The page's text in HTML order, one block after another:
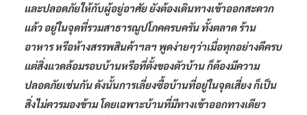
และปลอดภัยให้กับผู้อยู่อาศัย ยังต้องเดินทางเข้าออกสะดวก
แล้ว อยู่ในจุดที่รวมสาธารณูปโภคครบครัน ทั้งตลาด ร้าน
อาหาร หรือห้างสรรพสินค้าฯลฯ พูดง่ายๆว่าเมื่อทุกอย่างดีครบ
แต่สิ่งแวดล้อมรอบบ้านหรือที่ตั้งของตัวบ้าน ก็ต้องมีความ
ปลอดภัยเช่นกัน ดังนั้นการเลี่ยงซื้อบ้านที่อยู่ในจุดเสี่ยง ก็เป็น
สิ่งไม่ควรมองข้าม โดยเฉพาะบ้านที่มีทางเข้าออกทางเดียว